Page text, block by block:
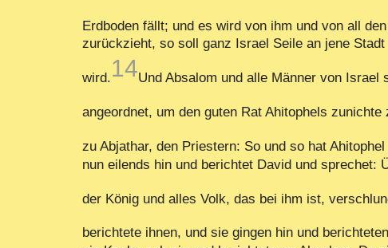
Erdboden fällt; und es wird von ihm und von all
zurückzieht, so soll ganz Israel Seile an jene
wird.14Und Absalom und alle Männer von
angeordnet, um den guten Rat Ahitophels
zu Abjathar, den Priestern: So und so hat
nun eilends hin und berichtet David und sprechet:
der König und alles Volk, das bei ihm ist,
berichtete ihnen, und sie gingen hin und